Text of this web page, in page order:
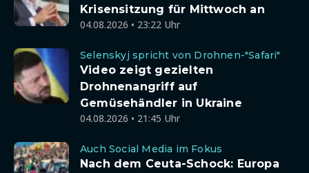
Krisensitzung für Mittwoch an
04.08.2026 • 23:22 Uhr
Selenskyj spricht von Drohnen-"Safari"
Video zeigt gezielten
Drohnenangriff auf
Gemüsehändler in Ukraine
04.08.2026 • 21:45 Uhr
Auch Social Media im Fokus
Nach dem Ceuta-Schock: Europa